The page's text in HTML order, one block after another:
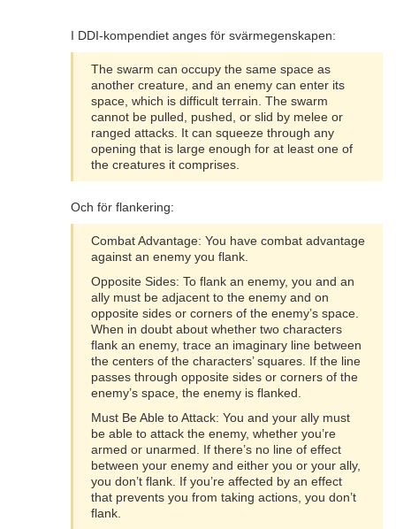
I DDI-kompendiet anges för svärmegenskapen:
The swarm can occupy the same space as
another creature, and an enemy can enter its
space, which is difficult terrain. The swarm
cannot be pulled, pushed, or slid by melee or
ranged attacks. It can squeeze through any
opening that is large enough for at least one of
the creatures it comprises.
Och för flankering:
Combat Advantage: You have combat advantage
against an enemy you flank.
Opposite Sides: To flank an enemy, you and an
ally must be adjacent to the enemy and on
opposite sides or corners of the enemy’s space.
When in doubt about whether two characters
flank an enemy, trace an imaginary line between
the centers of the characters’ squares. If the line
passes through opposite sides or corners of the
enemy’s space, the enemy is flanked.
Must Be Able to Attack: You and your ally must
be able to attack the enemy, whether you’re
armed or unarmed. If there’s no line of effect
between your enemy and either you or your ally,
you don’t flank. If you’re affected by an effect
that prevents you from taking actions, you don’t
flank.